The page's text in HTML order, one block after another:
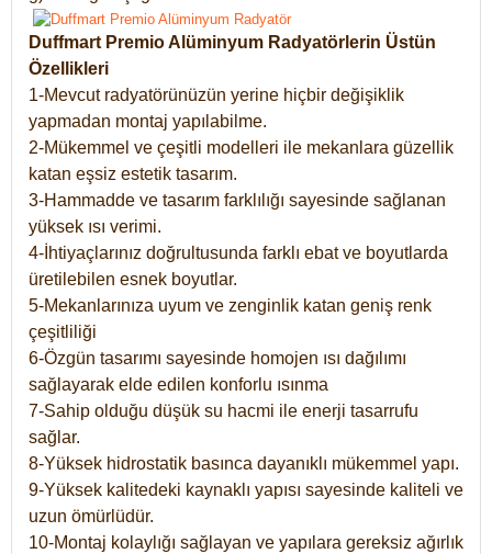
Duffmart Premio Alüminyum Radyatörlerin Üstün
Özellikleri
1-Mevcut radyatörünüzün yerine hiçbir değişiklik
yapmadan montaj yapılabilme.
2-Mükemmel ve çeşitli modelleri ile mekanlara güzellik
katan eşsiz estetik tasarım.
3-Hammadde ve tasarım farklılığı sayesinde sağlanan
yüksek ısı verimi.
4-İhtiyaçlarınız doğrultusunda farklı ebat ve boyutlarda
üretilebilen esnek boyutlar.
5-Mekanlarınıza uyum ve zenginlik katan geniş renk
çeşitliliği
6-Özgün tasarımı sayesinde homojen ısı dağılımı
sağlayarak elde edilen konforlu ısınma
7-Sahip olduğu düşük su hacmi ile enerji tasarrufu
sağlar.
8-Yüksek hidrostatik basınca dayanıklı mükemmel yapı.
9-Yüksek kalitedeki kaynaklı yapısı sayesinde kaliteli ve
uzun ömürlüdür.
10-Montaj kolaylığı sağlayan ve yapılara gereksiz ağırlık